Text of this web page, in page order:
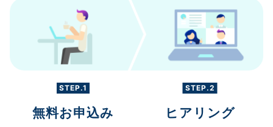
STEP.1
無料お申込み
STEP.2
ヒアリング